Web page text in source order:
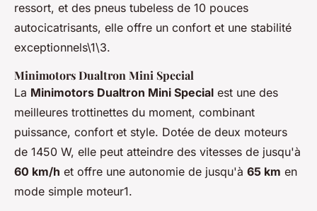
ressort, et des pneus tubeless de 10 pouces
autocicatrisants, elle offre un confort et une stabilité
exceptionnels\1\3.
Minimotors Dualtron Mini Special
La Minimotors Dualtron Mini Special est une des
meilleures trottinettes du moment, combinant
puissance, confort et style. Dotée de deux moteurs
de 1450 W, elle peut atteindre des vitesses de jusqu'à
60 km/h et offre une autonomie de jusqu'à 65 km en
mode simple moteur1.